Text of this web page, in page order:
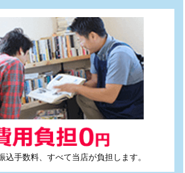
込手数料、すべて当店が負担します。